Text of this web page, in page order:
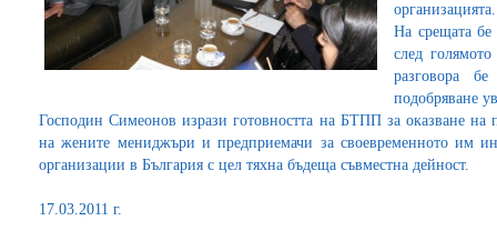
организацията.
На срещата
след
разговора
подобряване
Господин Симеонов изрази готовността на БТПП за оказване на
на жените мениджъри и предприемачи за своевременното им
организации в България с цел тяхна бъдеща съвместна дейност.
17.03.2011 г.